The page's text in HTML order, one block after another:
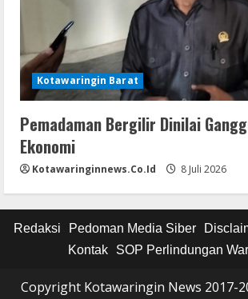
Kotawaringin Barat
Pemadaman Bergilir Dinilai
Ekonomi
Kotawaringinnews.co.id 8 Juli 2026
Redaksi Pedoman Media Siber
Kontak
SOP Perlindungan
Copyright Kotawaringin News 2017-